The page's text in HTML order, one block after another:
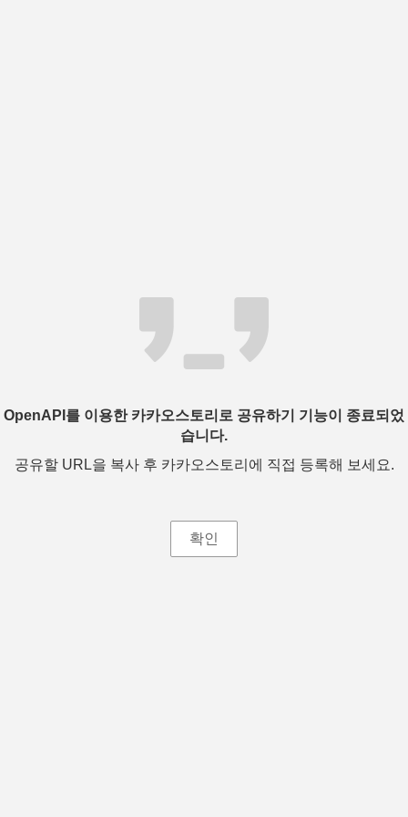
OpenAPI를 이용한 카카오스토리로 공유하기 기능이 종료되었
습니다.
공유할 URL을 복사 후 카카오스토리에 직접 등록해 보세요.
확인